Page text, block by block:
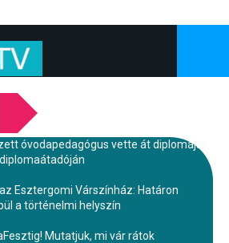
óvodapedagógus vette át diplomáját
Esztergomi Várszínház: Határon
a történelmi helyszín
Mutatjuk, mi vár rátok